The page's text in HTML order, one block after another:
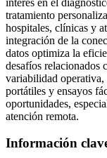
tratamiento
hospitales, clínicas y
integración de la
datos optimiza la
desafíos relacionados
variabilidad
portátiles y ensayos
oportunidades,
atención remota.
Información